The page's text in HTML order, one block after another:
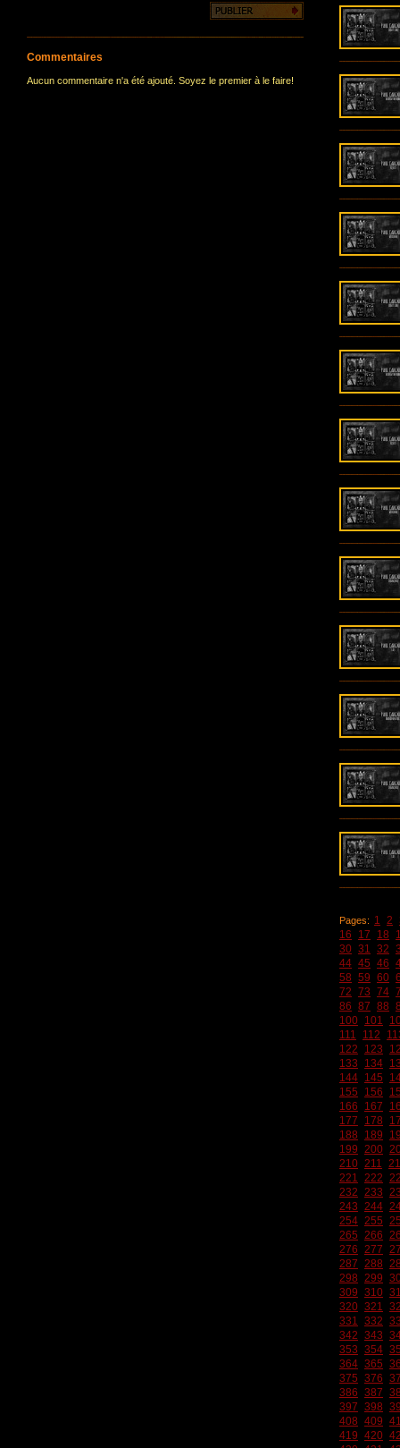
Commentaires
Aucun commentaire n'a été ajouté. Soyez le premier à le faire!
Pages: 1 2
16
17 18
30 31 32
44 45 46
58 59 60
72 73 74
86 87 88
100 101
111
112
122
123
133
134
144 145
155
156
166
167
177
178
188
189
199 200
210 211
221 222
232 233
243 244
254 255
265 266
276 277
287 288
298 299
309 310
320 321
331 332
342 343
353 354
364 365
375 376
386 387
397 398
408 409
419 420